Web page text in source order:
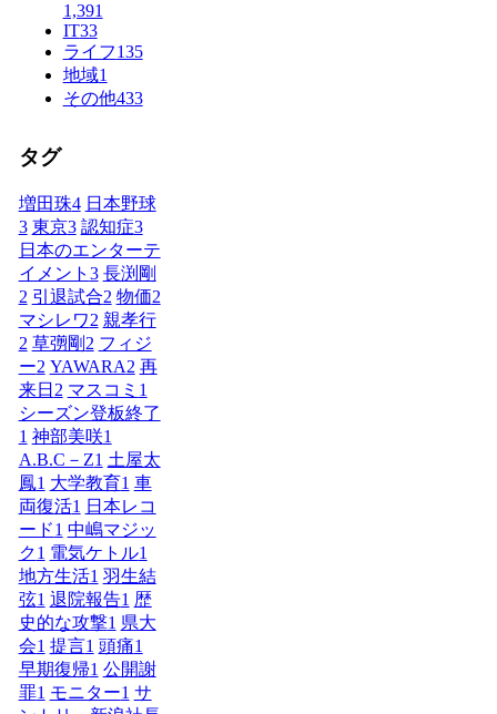
1,391
IT33
ライフ135
地域1
その他433
タグ
増田珠4 日本野球
3 東京3 認知症3
日本のエンターテ
イメント 3 長渕剛
2 引退試合2 物価2
マシレワ2 親孝行
2 草彅剛 2 フィジ
ー2 YAWARA2 再
来日 2 マスコミ 1
シーズン登板終了
1 神部美咲1
A.B.C－Z1 土屋太
鳳1 大学教育1 車
両復活1 日本レコ
ード1 中嶋マジッ
ク1 電気ケトル1
地方生活1 羽生結
弦1 退院報告1 歴
史的な攻撃1 県大
会1 提言1 頭痛1
早期復帰1 公開謝
罪1 モニター1 サ